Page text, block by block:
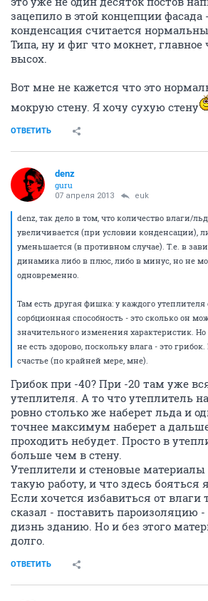
зацепило в этой концепции фасада
конденсация считается
Типа, ну и фиг что мокнет,
высох.
Вот мне не кажется что это
мокрую стену. Я хочу сухую стену
ОТВЕТИТЬ
denz
guru
07 апреля 2013 euk
denz, так дело в том, что количество влаги/
увеличивается (при условии конденсации),
уменьшается (в противном случае). Т.е. в
динамика либо в плюс, либо в минус, но не
одновременно.
Там есть другая фишка: у каждого утеплителя
сорбционная способность - это сколько он
значительного изменения характеристик. Но
не есть здорово, поскольку влага - это
счастье (по крайней мере, мне).
Грибок при -40? При -20 там уже
утеплителя. А то что утеплитель
ровно столько же наберет льда и
точнее максимум наберет а
проходить небудет. Просто в
больше чем в стену.
Утеплители и стеновые
такую работу, и что здесь
Если хочется избавиться от влаги
сказал - поставить пароизоляцию -
дизнь зданию. Но и без этого
долго.
ОТВЕТИТЬ